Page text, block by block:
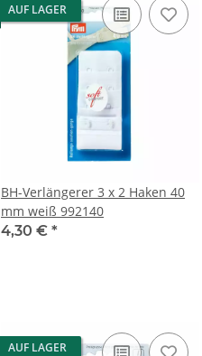
AUF LAGER
BH-Verlängerer 3 x 2 Haken 40
mm weiß 992140
4,30 € *
AUF LAGER